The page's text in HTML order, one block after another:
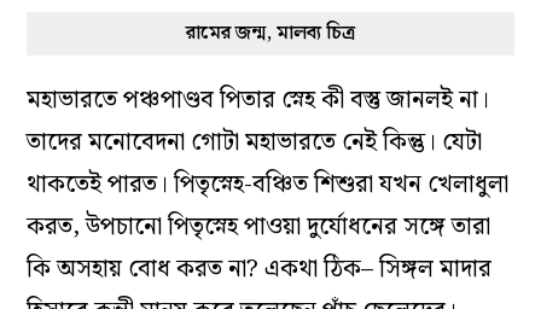
রামের জন্ম, মালব্য চিত্র
মহাভারতে পঞ্চপাণ্ডব পিতার স্নেহ কী বস্তু জানলই না।
তাদের মনোবেদনা গোটা মহাভারতে নেই কিন্তু। যেটা
থাকতেই পারত। পিতৃস্নেহ-বঞ্চিত শিশুরা যখন খেলাধুলা
করত, উপচানো পিতৃস্নেহ পাওয়া দুর্যোধনের সঙ্গে তারা
কি অসহায় বোধ করত না? একথা ঠিক– সিঙ্গল মাদার